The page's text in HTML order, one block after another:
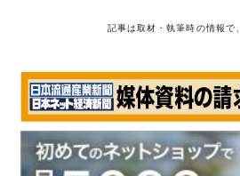
記事は取材・執筆時の情報で